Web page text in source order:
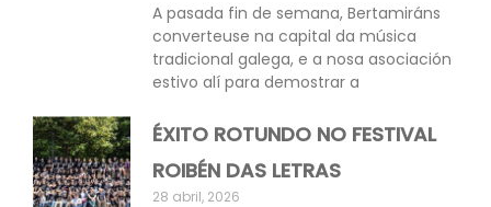
A pasada fin de semana, Bertamiráns
converteuse na capital da música
tradicional galega, e a nosa asociación
estivo alí para demostrar a
ÉXITO ROTUNDO NO FESTIVAL
ROIBÉN DAS LETRAS
28 abril, 2026